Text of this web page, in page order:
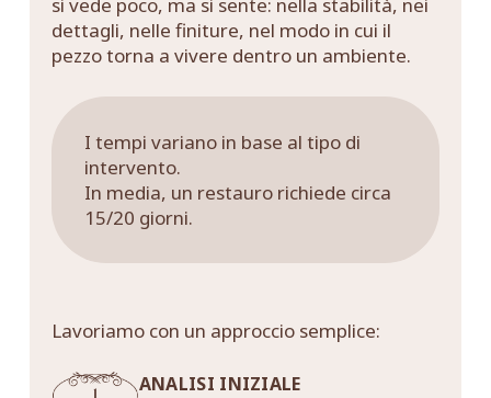
si vede poco, ma si sente: nella stabilità, nei
dettagli, nelle finiture, nel modo in cui il
pezzo torna a vivere dentro un ambiente.
I tempi variano in base al tipo di
intervento.
In media, un restauro richiede circa
15/20 giorni.
Lavoriamo con un approccio semplice:
ANALISI INIZIALE